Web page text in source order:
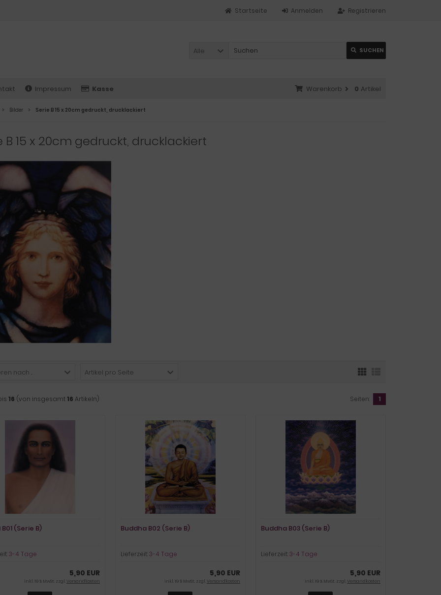
Registrieren
Anmelden
Startseite
Alle SUCHEN
Impressum Kasse Warenkorb 0 Artikel
Bilder Serie B 15 x 20cm gedruckt, drucklackiert
B 15 x 20cm gedruckt, drucklackiert
nach ... Artikel pro Seite
16 (von insgesamt16 Artikeln) Seiten: 1
(Serie B)
3-4 Tage
5,90 EUR
inkl. 19 % MwSt. zzgl.Versandkosten
Buddha B02 (Serie B)
Lieferzeit:3-4 Tage
5,90 EUR
inkl. 19 % MwSt. zzgl.Versandkosten
Buddha B03 (Serie B)
Lieferzeit:3-4 Tage
5,90 EUR
inkl. 19 % MwSt. zzgl.Versandkosten